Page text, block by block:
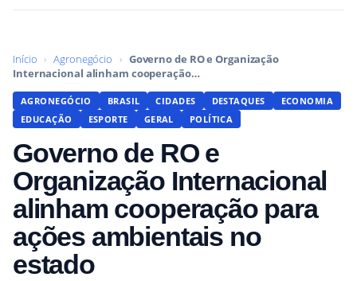
Início › Agronegócio › Governo de RO e Organização
Internacional alinham cooperação…
AGRONEGÓCIO BRASIL CIDADES DESTAQUES
ECONOMIA
EDUCAÇÃO
ESPORTE GERAL POLÍTICA
Governo de RO e
Organização Internacional
alinham cooperação para
ações ambientais no
estado